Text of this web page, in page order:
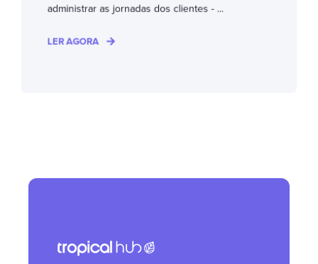
administrar as jornadas dos clientes - ...
LER AGORA